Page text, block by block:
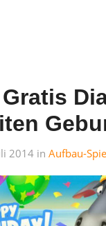
2014 in Aufbau-